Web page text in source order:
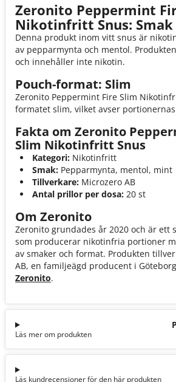
Zeronito Peppermint
Nikotinfritt Snus:
Denna produkt inom vitt snus är
av pepparmynta och mentol.
och innehåller inte nikotin.
Pouch-format: Slim
Zeronito Peppermint Fire Slim
formatet slim, vilket avser
Fakta om Zeronito
Slim Nikotinfritt Snus
Kategori: Nikotinfritt
Smak: Pepparmynta, mentol, mint
Tillverkare: Microzero AB
Antal prillor per dosa: 20 st
Om Zeronito
Zeronito grundades år 2020 och är ett
som producerar nikotinfria portioner
av smaker och format. Produkten
AB, en familjeägd producent i
Zeronito.
Läs mer om produkten
Läs kundrecensioner för den här produkten